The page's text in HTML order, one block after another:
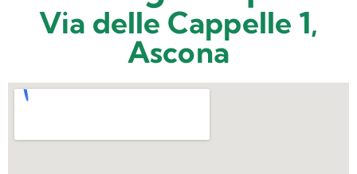
Via delle Cappelle 1,
Ascona